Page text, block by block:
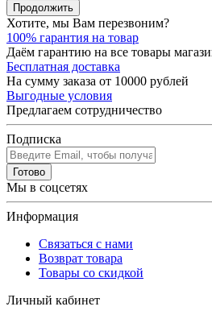
Продолжить
Хотите, мы Вам перезвоним?
100% гарантия на товар
Даём гарантию на все товары
Бесплатная доставка
На сумму заказа от 10000 рублей
Выгодные условия
Предлагаем сотрудничество
Подписка
Готово
Мы в соцсетях
Информация
Связаться с нами
Возврат товара
Товары со скидкой
Личный кабинет